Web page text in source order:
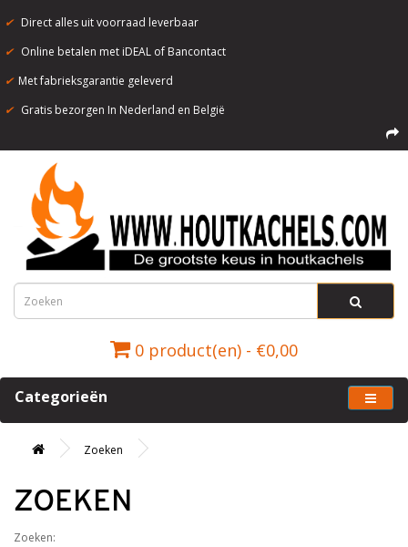
✔ Direct alles uit voorraad leverbaar
✔ Online betalen met iDEAL of Bancontact
✔ Met fabrieksgarantie geleverd
✔ Gratis bezorgen In Nederland en België
0 product(en) - €0,00
Categorieën
Zoeken
ZOEKEN
Zoeken: